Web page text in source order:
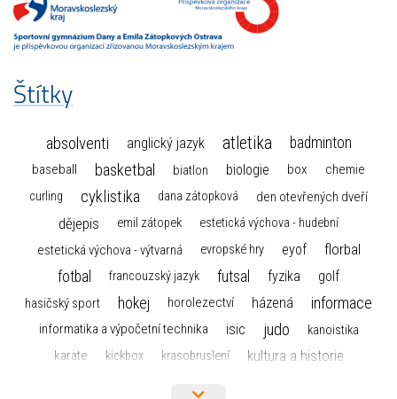
Štítky
absolventi anglický jazyk atletika badminton
baseball basketbal biatlon biologie box chemie
curling cyklistika dana zátopková den otevřených dveří
dějepis emil zátopek estetická výchova - hudební
estetická výchova - výtvarná evropské hry eyof florbal
fotbal francouzský jazyk futsal fyzika golf
hasičský sport hokej horolezectví házená informace
informatika a výpočetní technika isic judo
kanoistika
karate
kickbox krasobruslení
kultura a historie